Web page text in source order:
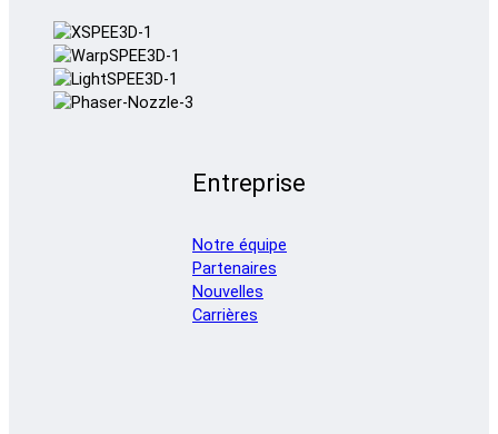
Entreprise
Notre équipe
Partenaires
Nouvelles
Carrières